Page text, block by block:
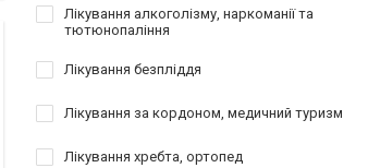
Лікування алкоголізму, наркоманії та
тютюнопаління
Лікування безпліддя
Лікування за кордоном, медичний туризм
Лікування хребта, ортопед